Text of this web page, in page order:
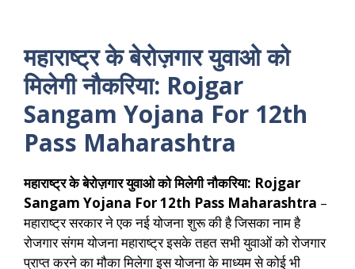
महाराष्ट्र के बेरोज़गार युवाओ को
मिलेगी नौकरिया: Rojgar
Sangam Yojana For 12th
Pass Maharashtra
महाराष्ट्र के बेरोज़गार युवाओ को मिलेगी नौकरिया: Rojgar
Sangam Yojana For 12th Pass Maharashtra –
महाराष्ट्र सरकार ने एक नई योजना शुरू की है जिसका नाम है
रोजगार संगम योजना महाराष्ट्र इसके तहत सभी युवाओं को रोजगार
प्राप्त करने का मौका मिलेगा इस योजना के माध्यम से कोई भी